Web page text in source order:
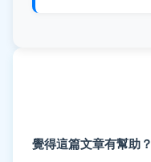
覺得這篇文章有幫助？